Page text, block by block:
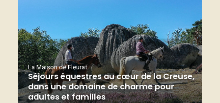
La Maison de Fleurat
Séjours équestres au cœur de la Creuse,
dans une domaine de charme pour
adultes et familles